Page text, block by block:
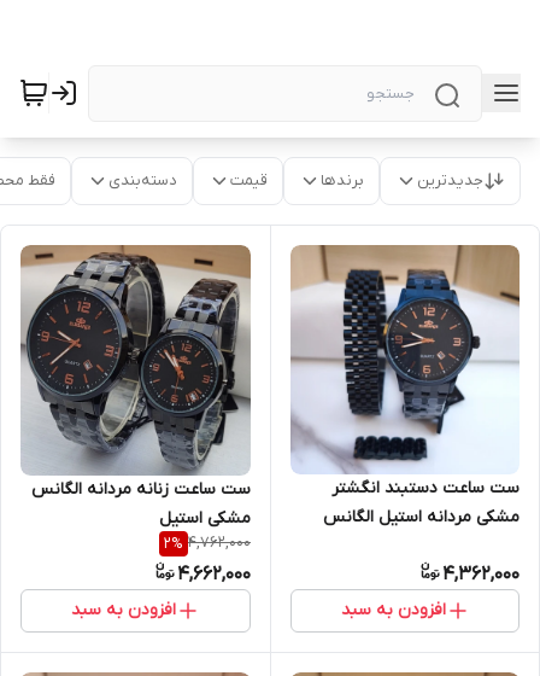
جدیدترین برندها قیمت دسته‌بندی فقط
ست ساعت دستبند انگشتر
مشکی مردانه استیل الگانس
4,362,000
افزودن به سبد
ست ساعت زنانه مردانه الگانس
مشکی استیل
4,762,000
2%
4,662,000
افزودن به سبد